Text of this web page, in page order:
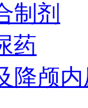
制剂
药
降颅